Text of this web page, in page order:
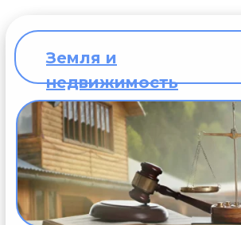
Земля и
недвижимость